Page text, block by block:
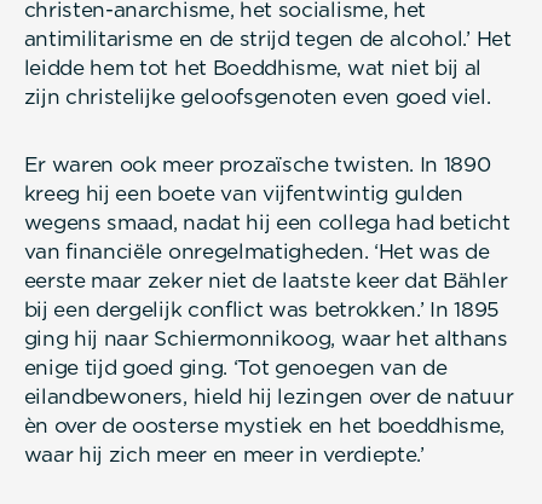
christen-anarchisme, het socialisme, het
antimilitarisme en de strijd tegen de alcohol.’ Het
leidde hem tot het Boeddhisme, wat niet bij al
zijn christelijke geloofsgenoten even goed viel.
Er waren ook meer prozaïsche twisten. In 1890
kreeg hij een boete van vijfentwintig gulden
wegens smaad, nadat hij een collega had beticht
van financiële onregelmatigheden. ‘Het was de
eerste maar zeker niet de laatste keer dat Bähler
bij een dergelijk conflict was betrokken.’ In 1895
ging hij naar Schiermonnikoog, waar het althans
enige tijd goed ging. ‘Tot genoegen van de
eilandbewoners, hield hij lezingen over de natuur
èn over de oosterse mystiek en het boeddhisme,
waar hij zich meer en meer in verdiepte.’